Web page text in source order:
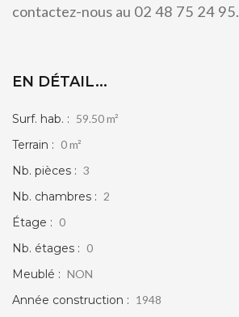
contactez-nous au 02 48 75 24 95.
EN DÉTAIL...
Surf. hab. : 59.50 m²
Terrain : 0 m²
Nb. pièces : 3
Nb. chambres : 2
Étage : 0
Nb. étages : 0
Meublé : NON
Année construction : 1948